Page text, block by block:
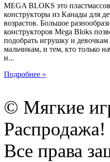
MEGA BLOKS это
конструкторы из Канады для
возрастов. Большое
конструкторов Mega Bloks
подобрать игрушку и девочкам
мальчикам, и тем, кто только
и...
Подробнее »
© Мягкие
Все права